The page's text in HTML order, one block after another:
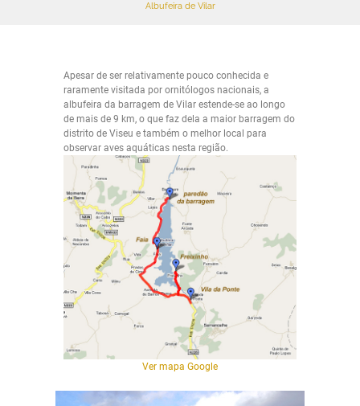
Albufeira de Vilar
Apesar de ser relativamente pouco conhecida e
raramente visitada por ornitólogos nacionais, a
albufeira da barragem de Vilar estende-se ao longo
de mais de 9 km, o que faz dela a maior barragem do
distrito de Viseu e também o melhor local para
observar aves aquáticas nesta região.
Ver mapa Google